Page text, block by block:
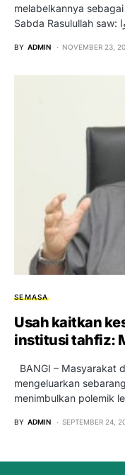
melabelkannya
BY ADMIN NOVEMBER 23,
SEMASA
Usah kaitkan
institusi tahfiz:
BANGI – Masyarakat
mengeluarkan
menimbulkan polemik
BY ADMIN SEPTEMBER 24,